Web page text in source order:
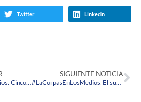
Twitter LinkedIn
#LaCorpasEnLosMedios: Cinco propiedades de la Caléndula para el cuidado de la salud
SIGUIENTE NOTICIA
#LaCorpasEnLosMedios: El sueño y su importancia en nuestras vidas